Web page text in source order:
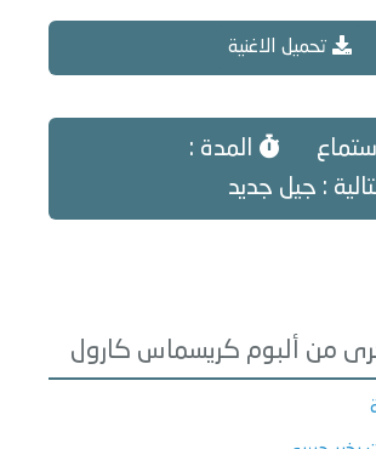
تحميل الاغنية
المدة :
: جيل جديد
من ألبوم كريسماس كارول